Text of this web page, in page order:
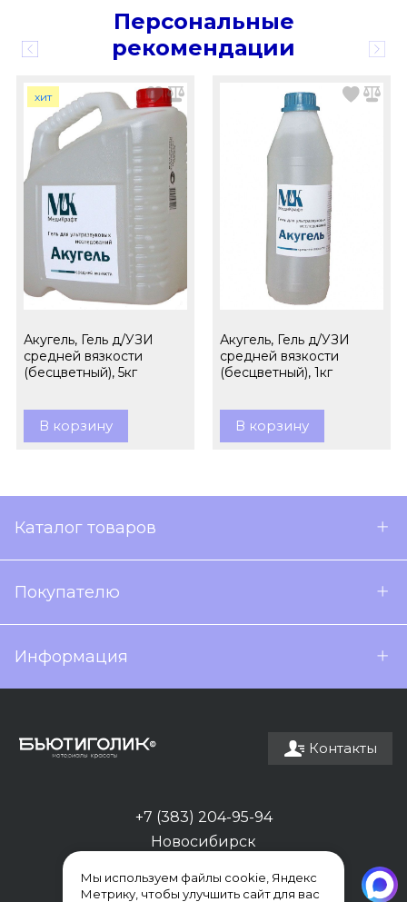
Персональные
рекомендации
хит
Акугель, Гель д/УЗИ
средней вязкости
(бесцветный), 5кг
В корзину
Акугель, Гель д/УЗИ
средней вязкости
(бесцветный), 1кг
В корзину
Каталог товаров
Покупателю
Информация
Контакты
+7 (383) 204-95-94
Новосибирск
Мы используем файлы cookie, Яндекс
Метрику, чтобы улучшить сайт для вас